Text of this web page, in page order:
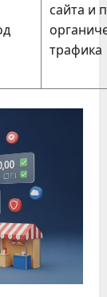
сайта и
трафика